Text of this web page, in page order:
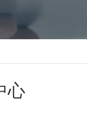
心